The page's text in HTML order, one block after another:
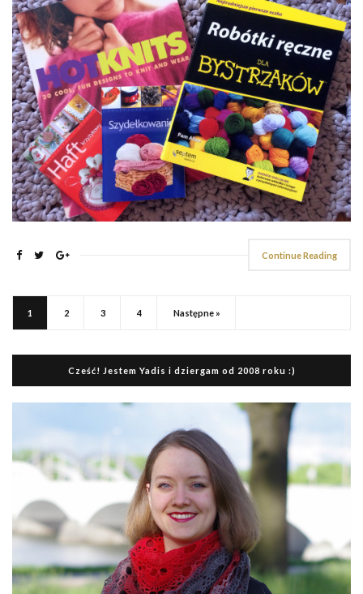
Continue Reading
1 2 3 4 Następne »
Cześć! Jestem Yadis i dziergam od 2008 roku :)